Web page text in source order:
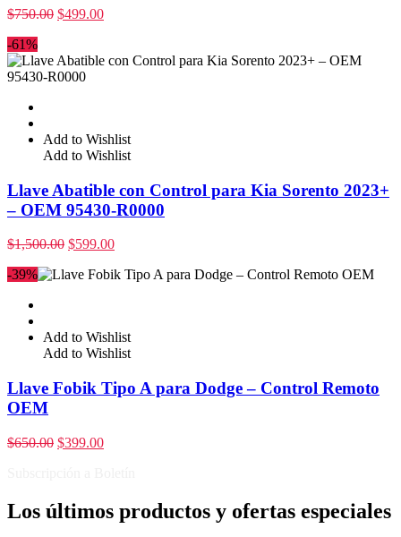
$750.00 $499.00
-61%
Add to Wishlist
Add to Wishlist
Llave Abatible con Control para Kia Sorento 2023+
– OEM 95430-R0000
$1,500.00 $599.00
-39%
Add to Wishlist
Add to Wishlist
Llave Fobik Tipo A para Dodge – Control Remoto
OEM
$650.00 $399.00
Los últimos productos y ofertas especiales